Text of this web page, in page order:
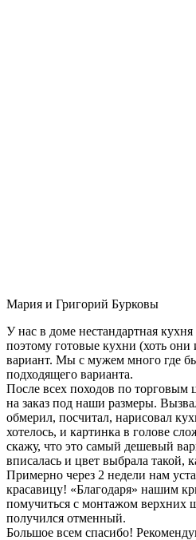
Мария и Григорий Бурковы
У нас в доме нестандартная
поэтому готовые кухни (хоть
вариант. Мы с мужем много где
подходящего варианта.
После всех походов по торговым
на заказ под наши размеры.
обмерил, посчитал, нарисовал
хотелось, и картинка в голове
скажу, что это самый дешевый
вписалась и цвет выбрала такой,
Примерно через 2 недели нам
красавицу! «Благодаря» нашим
помучиться с монтажом верхних
получился отменный.
Большое всем спасибо!